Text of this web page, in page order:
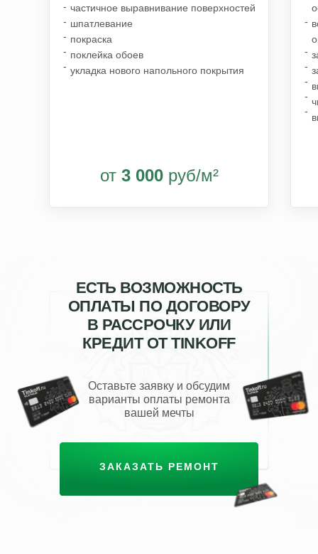
-
-
-
-
-
частичное выравнивание поверхностей
шпатлевание
покраска
поклейка обоев
укладка нового напольного покрытия
от 3 000руб/м²
-
-
-
-
-
-
ЕСТЬ ВОЗМОЖНОСТЬ
ОПЛАТЫ ПО ДОГОВОРУ
В РАССРОЧКУ ИЛИ
КРЕДИТ ОТ TINKOFF
Оставьте заявку и обсудим варианты
оплаты ремонта вашей мечты
ОСТАВИТЬ ЗАЯВКУ
ЗАКАЗАТЬ РЕМОНТ
Оставьте заявку и обсудим
варианты оплаты ремонта
вашей мечты